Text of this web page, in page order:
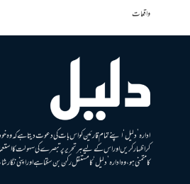
واقعات
ادارہ ’دلیل‘ اپنے تمام قارئین کو اس بات کی دعوت دیتا ہے کہ وہ
کر اظہار کریں اور اس کے لیے ہر تحریر پر تبصرے کی سہولت کا
کا متمنی ہو، وہ ادارہ ’دلیل‘ کا مستقل رکن بن سکتا ہے اور اپنی